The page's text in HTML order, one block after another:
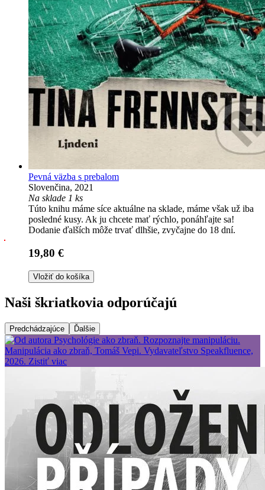
Pevná väzba s prebalom
Slovenčina, 2021
Na sklade 1 ks
Túto knihu máme síce aktuálne na sklade, máme však už iba
posledné kusy. Ak ju chcete mať rýchlo, ponáhľajte sa!
Dodanie ďalších môže trvať dlhšie, zvyčajne do 18 dní.
19,80 €
Vložiť do košíka
Naši škriatkovia odporúčajú
Predchádzajúce Ďalšie